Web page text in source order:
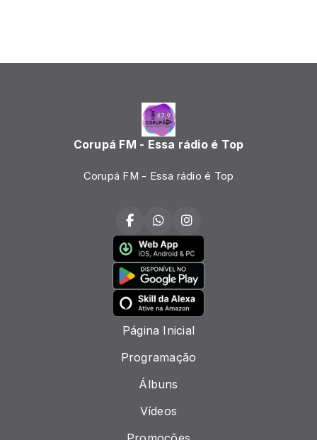
Corupá FM - Essa rádio é Top
Corupá FM - Essa rádio é Top
Página Inicial
Programação
Álbuns
Vídeos